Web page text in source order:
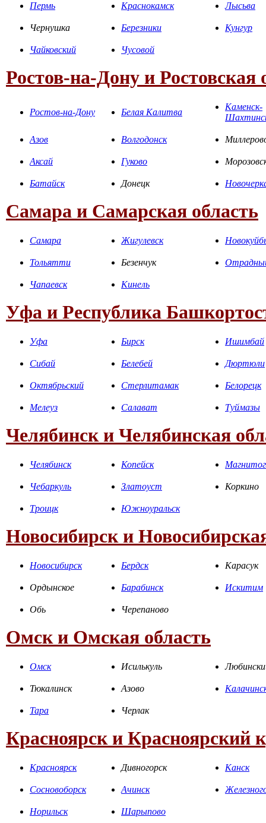
Пермь Краснокамск Лысьва
Чернушка Березники Кунгур
Чайковский Чусовой
Ростов-на-Дону и Ростовская
Ростов-на-Дону Белая Калитва
Каменск-
Азов Волгодонск
Аксай Гуково
Батайск Донецк
Самара и Самарская область
Самара Жигулевск
Тольятти Безенчук
Чапаевск Кинель
Уфа и Республика
Уфа Бирск Ишимбай
Сибай Белебей Дюртюли
Октябрьский Стерлитамак Белорецк
Мелеуз Салават Туймазы
Челябинск и Челябинская
Челябинск Копейск
Чебаркуль Златоуст Коркино
Троицк Южноуральск
Новосибирск и
Новосибирск Бердск Карасук
Ордынское Барабинск Искитим
Обь Черепаново
Омск и Омская область
Омск Исилькуль
Тюкалинск Азово
Тара Черлак
Красноярск и Красноярский
Красноярск Дивногорск Канск
Сосновоборск Ачинск
Норильск Шарыпово